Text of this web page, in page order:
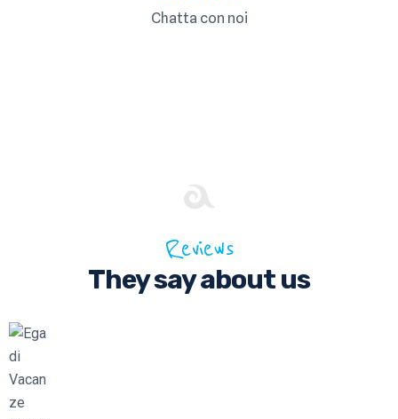
Chatta con noi
Reviews
They say about us